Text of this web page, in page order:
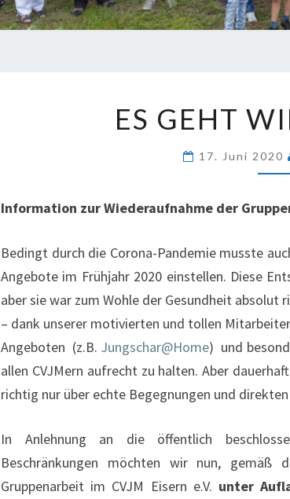
ES GEHT
17. Juni 2020
Information zur Wiederaufnahme der
Bedingt durch die Corona-Pandemie musste
Angebote im Frühjahr 2020 einstellen. Diese
aber sie war zum Wohle der Gesundheit
– dank unserer motivierten und tollen
Angeboten (z.B. Jungschar@Home) und
allen CVJMern aufrecht zu halten. Aber
richtig nur über echte Begegnungen und
In Anlehnung an die öffentlich
Beschränkungen möchten wir nun, gemäß
Gruppenarbeit im CVJM Eisern e.V. unter